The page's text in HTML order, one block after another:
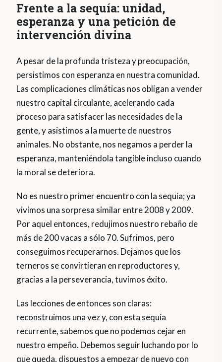
Frente a la sequía: unidad,
esperanza y una petición de
intervención divina
A pesar de la profunda tristeza y preocupación,
persistimos con esperanza en nuestra comunidad.
Las complicaciones climáticas nos obligan a vender
nuestro capital circulante, acelerando cada
proceso para satisfacer las necesidades de la
gente, y asistimos a la muerte de nuestros
animales. No obstante, nos negamos a perder la
esperanza, manteniéndola tangible incluso cuando
la moral se deteriora.
No es nuestro primer encuentro con la sequía; ya
vivimos una sorpresa similar entre 2008 y 2009.
Por aquel entonces, redujimos nuestro rebaño de
más de 200 vacas a sólo 70. Sufrimos, pero
conseguimos recuperarnos. Dejamos que los
terneros se convirtieran en reproductores y,
gracias a la perseverancia, tuvimos éxito.
Las lecciones de entonces son claras:
reconstruimos una vez y, con esta sequía
recurrente, sabemos que no podemos cejar en
nuestro empeño. Debemos seguir luchando por lo
que queda, dispuestos a empezar de nuevo con